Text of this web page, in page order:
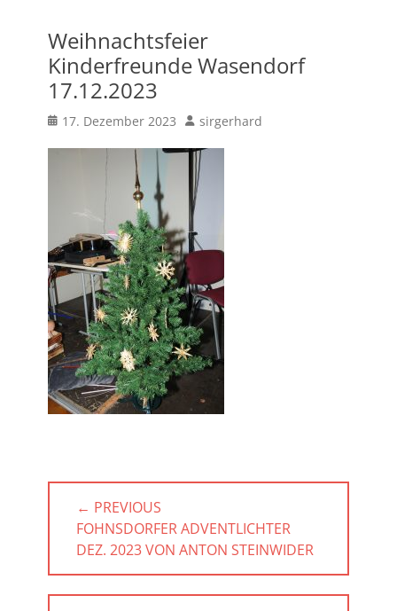
Weihnachtsfeier
Kinderfreunde Wasendorf
17.12.2023
Posted
17. Dezember 2023 Author
sirgerhard
Beitragsnavigation
← PREVIOUS
PREVIOUS
POST:
FOHNSDORFER ADVENTLICHTER
DEZ. 2023 VON ANTON STEINWIDER